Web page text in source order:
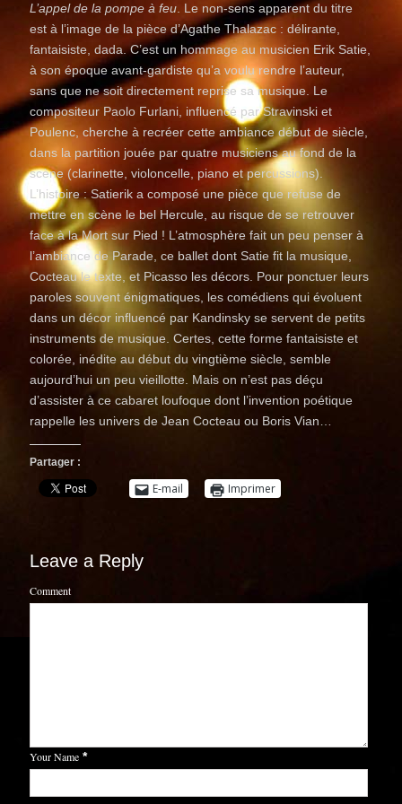
L’appel de la pompe à feu. Le non-sens apparent du titre
est à l’image de la pièce d’Agathe Thalazac : délirante,
fantaisiste, dada. C’est un hommage au musicien Erik Satie,
à son époque avant-gardiste qu’a voulu rendre l’auteur,
sans que ne soit directement reprise sa musique. Le
compositeur Paolo Furlani, influencé par Stravinski et
Poulenc, cherche à recréer cette ambiance début de siècle,
dans la partition jouée par quatre musiciens au fond de la
scène (clarinette, violoncelle, piano et percussions).
L’histoire : Satierik a composé une pièce que refuse de
mettre en scène le bel Hercule, au risque de se retrouver
face à la Mort sur Pied ! L’atmosphère fait un peu penser à
l’ambiance de Parade, ce ballet dont Satie fit la musique,
Cocteau le texte, et Picasso les décors. Pour ponctuer leurs
paroles souvent énigmatiques, les comédiens qui évoluent
dans un décor influencé par Kandinsky se servent de petits
instruments de musique. Certes, cette forme fantaisiste et
colorée, inédite au début du vingtième siècle, semble
aujourd’hui un peu vieillotte. Mais on n’est pas déçu
d’assister à ce cabaret loufoque dont l’invention poétique
rappelle les univers de Jean Cocteau ou Boris Vian…
Partager :
E-mail Imprimer
Leave a Reply
Comment
Your Name *